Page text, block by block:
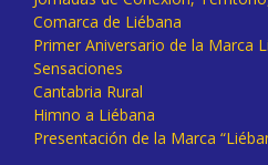
Comarca de Liébana
Primer Aniversario de la Marca
Sensaciones
Cantabria Rural
Himno a Liébana
Presentación de la Marca